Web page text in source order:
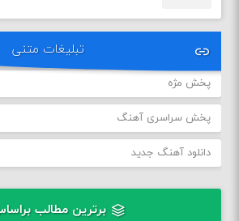
تبلیغات متنی
پخش مژه
پخش سراسری آهنگ
دانلود آهنگ جدید
برترین مطالب